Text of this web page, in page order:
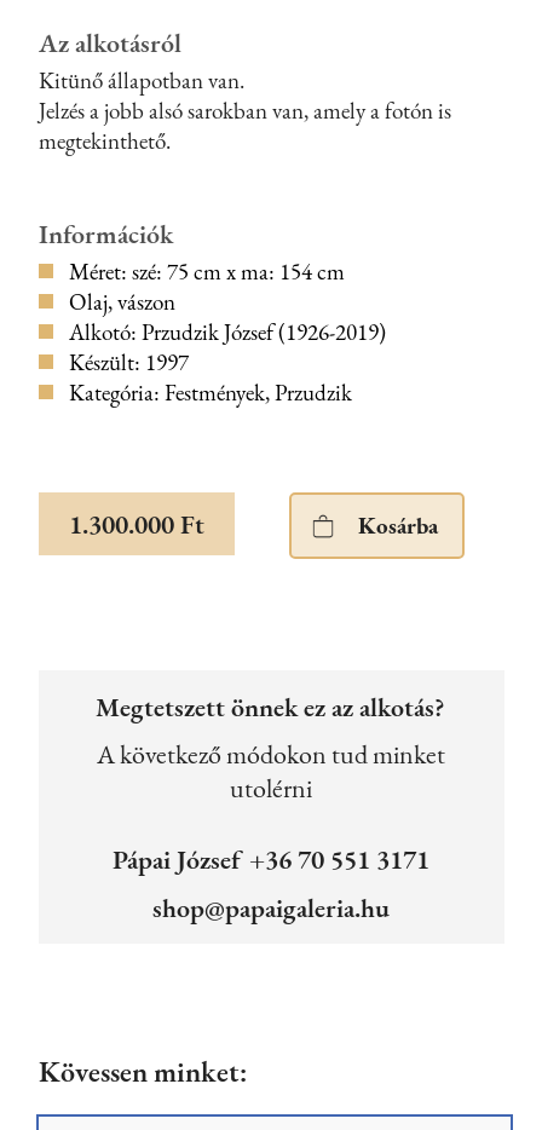
Az alkotásról
Kitünő állapotban van.
Jelzés a jobb alsó sarokban van, amely a fotón is
megtekinthető.
Információk
Méret: szé: 75 cm x ma: 154 cm
Olaj, vászon
Alkotó: Przudzik József (1926-2019)
Készült: 1997
Kategória: Festmények, Przudzik
1.300.000 Ft
Megtetszett önnek ez az alkotás?
A következő módokon tud minket
utolérni
Pápai József +36 70 551 3171
shop@papaigaleria.hu
Kövessen minket: